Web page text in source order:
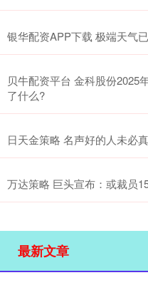
银华配资APP下载 极端天气
贝牛配资平台 金科股份2025
了什么?
日天金策略 名声好的人未必
万达策略 巨头宣布：或裁员
最新文章